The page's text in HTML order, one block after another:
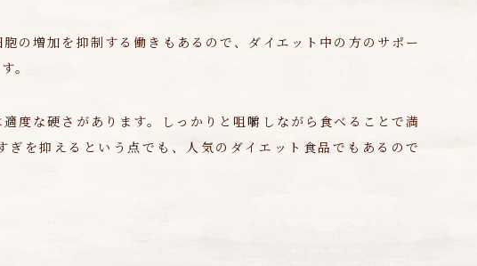
の増加を抑制する働きもあるので、ダイエット中の方のサポー
。
度な硬さがあります。しっかりと咀嚼しながら食べることで満
ぎを抑えるという点でも、人気のダイエット食品でもあるので